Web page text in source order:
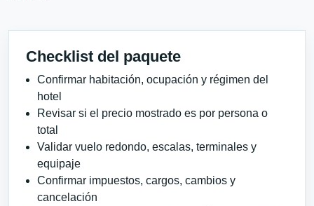
Checklist del paquete
Confirmar habitación, ocupación y régimen del
hotel
Revisar si el precio mostrado es por persona o
total
Validar vuelo redondo, escalas, terminales y
equipaje
Confirmar impuestos, cargos, cambios y
cancelación